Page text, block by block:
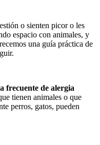
o sienten picor o les
espacio con animales, y
una guía práctica de
frecuente de alergia
tienen animales o que
perros, gatos, pueden